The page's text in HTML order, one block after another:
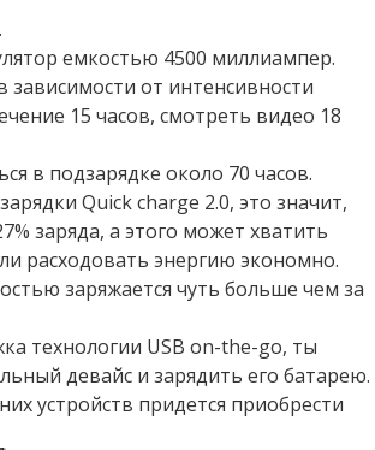
емкостью 4500 миллиампер.
зависимости от интенсивности
15 часов, смотреть видео 18
в подзарядке около 70 часов.
Quick charge 2.0, это значит,
заряда, а этого может хватить
расходовать энергию экономно.
заряжается чуть больше чем за
технологии USB on-the-go, ты
девайс и зарядить его батарею.
устройств придется приобрести